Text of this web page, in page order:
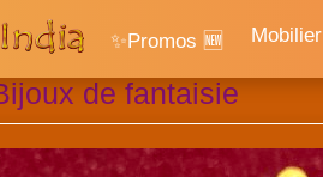
✨Promos 🆕 Mobilier
de fantaisie